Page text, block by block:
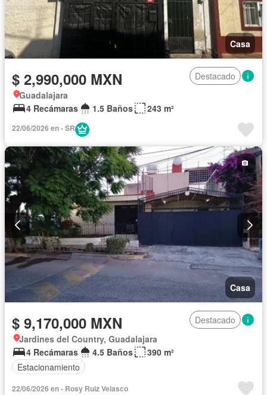
Casa
$ 2,990,000 MXN
Destacado
Guadalajara
4 Recámaras
1.5 Baños 243 m²
22/06/2026 en - SR
Casa
$ 9,170,000 MXN
Destacado
Jardines del Country, Guadalajara
4 Recámaras
4.5 Baños
390 m²
Estacionamiento
22/06/2026 en - Rosy Ruiz Velasco